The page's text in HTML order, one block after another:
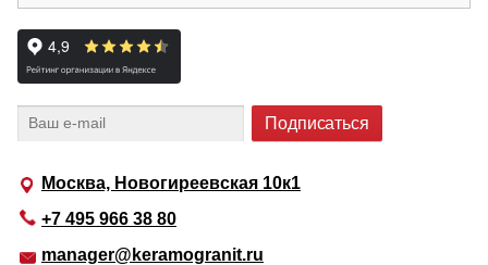
Москва, Новогиреевская 10к1
+7 495 966 38 80
manager@keramogranit.ru